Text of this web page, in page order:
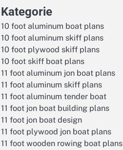
Kategorie
10 foot aluminum boat plans
10 foot aluminum skiff plans
10 foot plywood skiff plans
10 foot skiff boat plans
11 foot aluminum jon boat plans
11 foot aluminum skiff plans
11 foot aluminum tender boat
11 foot jon boat building plans
11 foot jon boat design
11 foot plywood jon boat plans
11 foot wooden rowing boat plans